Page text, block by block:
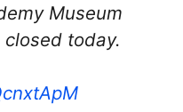
Museum
today.